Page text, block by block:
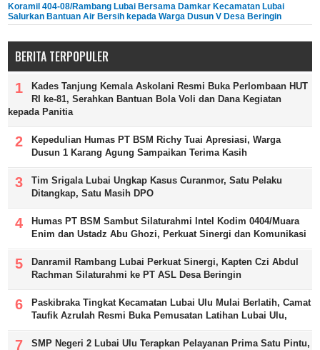
Koramil 404-08/Rambang Lubai Bersama Damkar Kecamatan Lubai
Salurkan Bantuan Air Bersih kepada Warga Dusun V Desa Beringin
BERITA TERPOPULER
Kades Tanjung Kemala Askolani Resmi Buka Perlombaan HUT
RI ke-81, Serahkan Bantuan Bola Voli dan Dana Kegiatan
kepada Panitia
Kepedulian Humas PT BSM Richy Tuai Apresiasi, Warga
Dusun 1 Karang Agung Sampaikan Terima Kasih
Tim Srigala Lubai Ungkap Kasus Curanmor, Satu Pelaku
Ditangkap, Satu Masih DPO
Humas PT BSM Sambut Silaturahmi Intel Kodim 0404/Muara
Enim dan Ustadz Abu Ghozi, Perkuat Sinergi dan Komunikasi
Danramil Rambang Lubai Perkuat Sinergi, Kapten Czi Abdul
Rachman Silaturahmi ke PT ASL Desa Beringin
Paskibraka Tingkat Kecamatan Lubai Ulu Mulai Berlatih, Camat
Taufik Azrulah Resmi Buka Pemusatan Latihan Lubai Ulu,
SMP Negeri 2 Lubai Ulu Terapkan Pelayanan Prima Satu Pintu,